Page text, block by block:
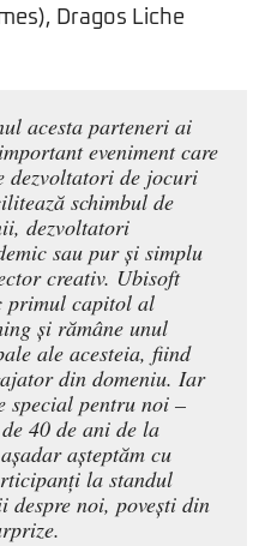
Dragos Liche
acesta parteneri ai
eveniment care
dezvoltatori de jocuri
schimbul de
dezvoltatori
sau pur și simplu
creativ. Ubisoft
primul capitol al
și rămâne unul
ale acesteia, fiind
din domeniu. Iar
special pentru noi –
40 de ani de la
așteptăm cu
la standul
despre noi, povești din